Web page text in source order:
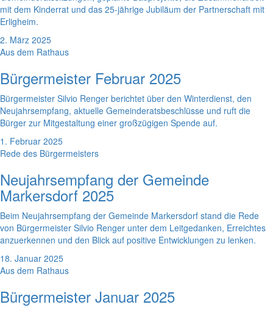
mit dem Kinderrat und das 25-jährige Jubiläum der Partnerschaft mit
Erligheim.
2. März 2025
Aus dem Rathaus
Bürgermeister Februar 2025
Bürgermeister Silvio Renger berichtet über den Winterdienst, den
Neujahrsempfang, aktuelle Gemeinderatsbeschlüsse und ruft die
Bürger zur Mitgestaltung einer großzügigen Spende auf.
1. Februar 2025
Rede des Bürgermeisters
Neujahrsempfang der Gemeinde
Markersdorf 2025
Beim Neujahrsempfang der Gemeinde Markersdorf stand die Rede
von Bürgermeister Silvio Renger unter dem Leitgedanken, Erreichtes
anzuerkennen und den Blick auf positive Entwicklungen zu lenken.
18. Januar 2025
Aus dem Rathaus
Bürgermeister Januar 2025